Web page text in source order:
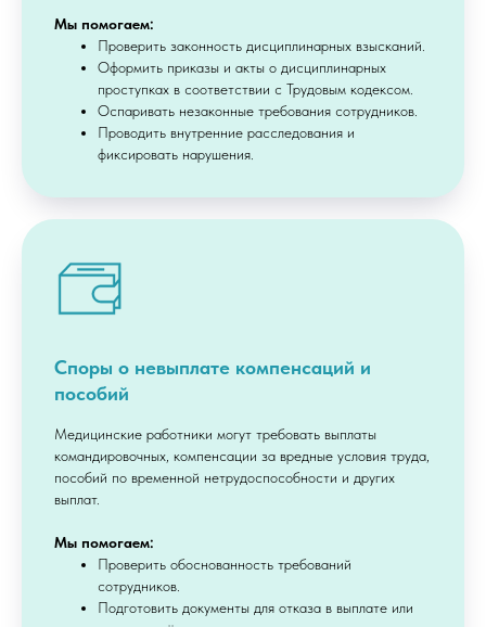
Мы помогаем:
Проверить законность дисциплинарных взысканий.
Оформить приказы и акты о дисциплинарных
проступках в соответствии с Трудовым кодексом.
Оспаривать незаконные требования сотрудников.
Проводить внутренние расследования и
фиксировать нарушения.
Споры о невыплате компенсаций и
пособий
Медицинские работники могут требовать выплаты
командировочных, компенсации за вредные условия труда,
пособий по временной нетрудоспособности и других
выплат.
Мы помогаем:
Проверить обоснованность требований
сотрудников.
Подготовить документы для отказа в выплате или